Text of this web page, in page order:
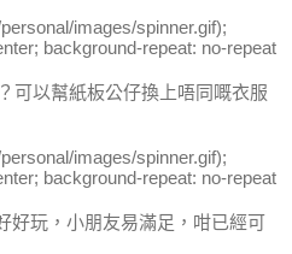
images/spinner.gif);
background-repeat: no-repeat
可以幫紙板公仔換上唔同嘅衣服
images/spinner.gif);
background-repeat: no-repeat
好玩，小朋友易滿足，咁已經可